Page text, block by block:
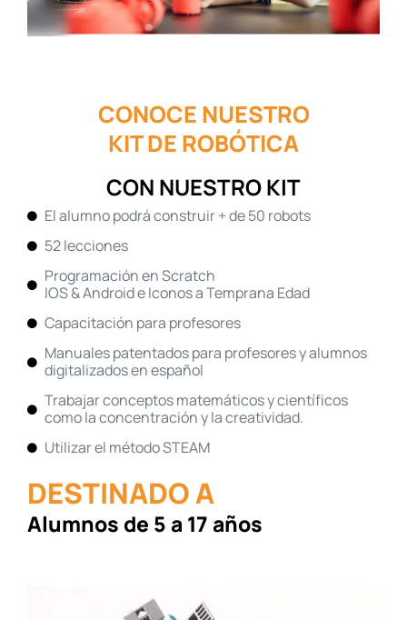
CONOCE NUESTRO
KIT DE ROBÓTICA
CON NUESTRO KIT
El alumno podrá construir + de 50 robots
52 lecciones
Programación en Scratch
IOS & Android e Iconos a Temprana Edad
Capacitación para profesores
Manuales patentados para profesores y alumnos
digitalizados en español
Trabajar conceptos matemáticos y científicos
como la concentración y la creatividad.
Utilizar el método STEAM
DESTINADO A
Alumnos de 5 a 17 años